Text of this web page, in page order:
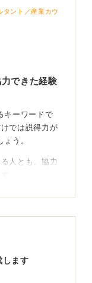
タント／産業カウ
できた経験
キーワードで
では説得力が
う。
人とも、協力
。
し、協力して
す。
します